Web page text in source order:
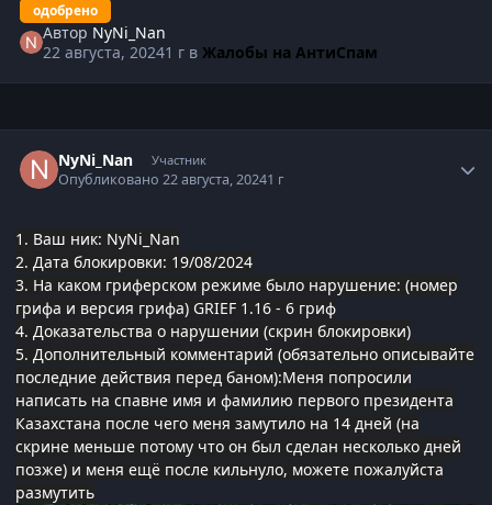
одобрено
Автор NyNi_Nan
22 августа, 20241 г в Жалобы на АнтиСпам
NyNi_Nan Участник
Опубликовано22 августа, 20241 г
1. Ваш ник: NyNi_Nan
2. Дата блокировки: 19/08/2024
3. На каком гриферском режиме было нарушение: (номер
грифа и версия грифа) GRIEF 1.16 - 6 гриф
4. Доказательства о нарушении (скрин блокировки)
5. Дополнительный комментарий (обязательно описывайте
последние действия перед баном):Меня попросили
написать на спавне имя и фамилию первого президента
Казахстана после чего меня замутило на 14 дней (на
скрине меньше потому что он был сделан несколько дней
позже) и меня ещё после кильнуло, можете пожалуйста
размутить